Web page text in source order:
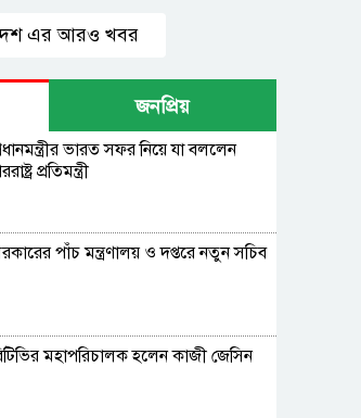
এর আরও খবর
জনপ্রিয়
ভারত সফর নিয়ে যা বললেন
প্রতিমন্ত্রী
পাঁচ মন্ত্রণালয় ও দপ্তরে নতুন সচিব
মহাপরিচালক হলেন কাজী জেসিন